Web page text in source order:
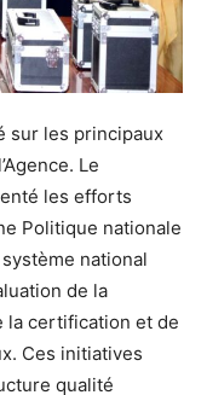
sur les principaux
Le
les efforts
Politique nationale
national
de la
la certification et de
Ces initiatives
qualité